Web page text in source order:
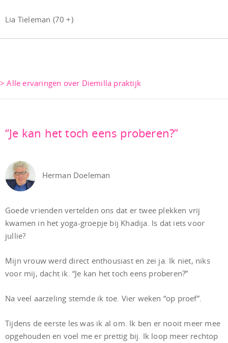
Lia Tieleman (70 +)
> Alle ervaringen over Diemilla praktijk
“Je kan het toch eens proberen?”
Herman Doeleman
Goede vrienden vertelden ons dat er twee plekken vrij
kwamen in het yoga-groepje bij Khadija. Is dat iets voor
jullie?
Mijn vrouw werd direct enthousiast en zei ja. Ik niet, niks
voor mij, dacht ik. “Je kan het toch eens proberen?”
Na veel aarzeling stemde ik toe. Vier weken “op proef”.
Tijdens de eerste les was ik al om. Ik ben er nooit meer mee
opgehouden en voel me er prettig bij. Ik loop meer rechtop